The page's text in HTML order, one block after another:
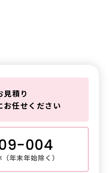
見積り
お任せください
004
年末年始除く）